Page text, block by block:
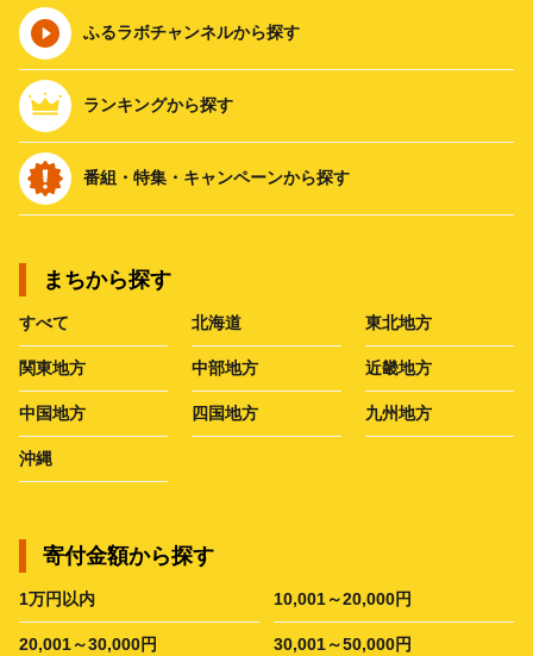
ふるラボチャンネルから探す
ランキングから探す
番組・特集・キャンペーンから探す
まちから探す
すべて 北海道 東北地方
関東地方 中部地方 近畿地方
中国地方 四国地方 九州地方
沖縄
寄付金額から探す
1万円以内 10,001～20,000円
20,001～30,000円 30,001～50,000円